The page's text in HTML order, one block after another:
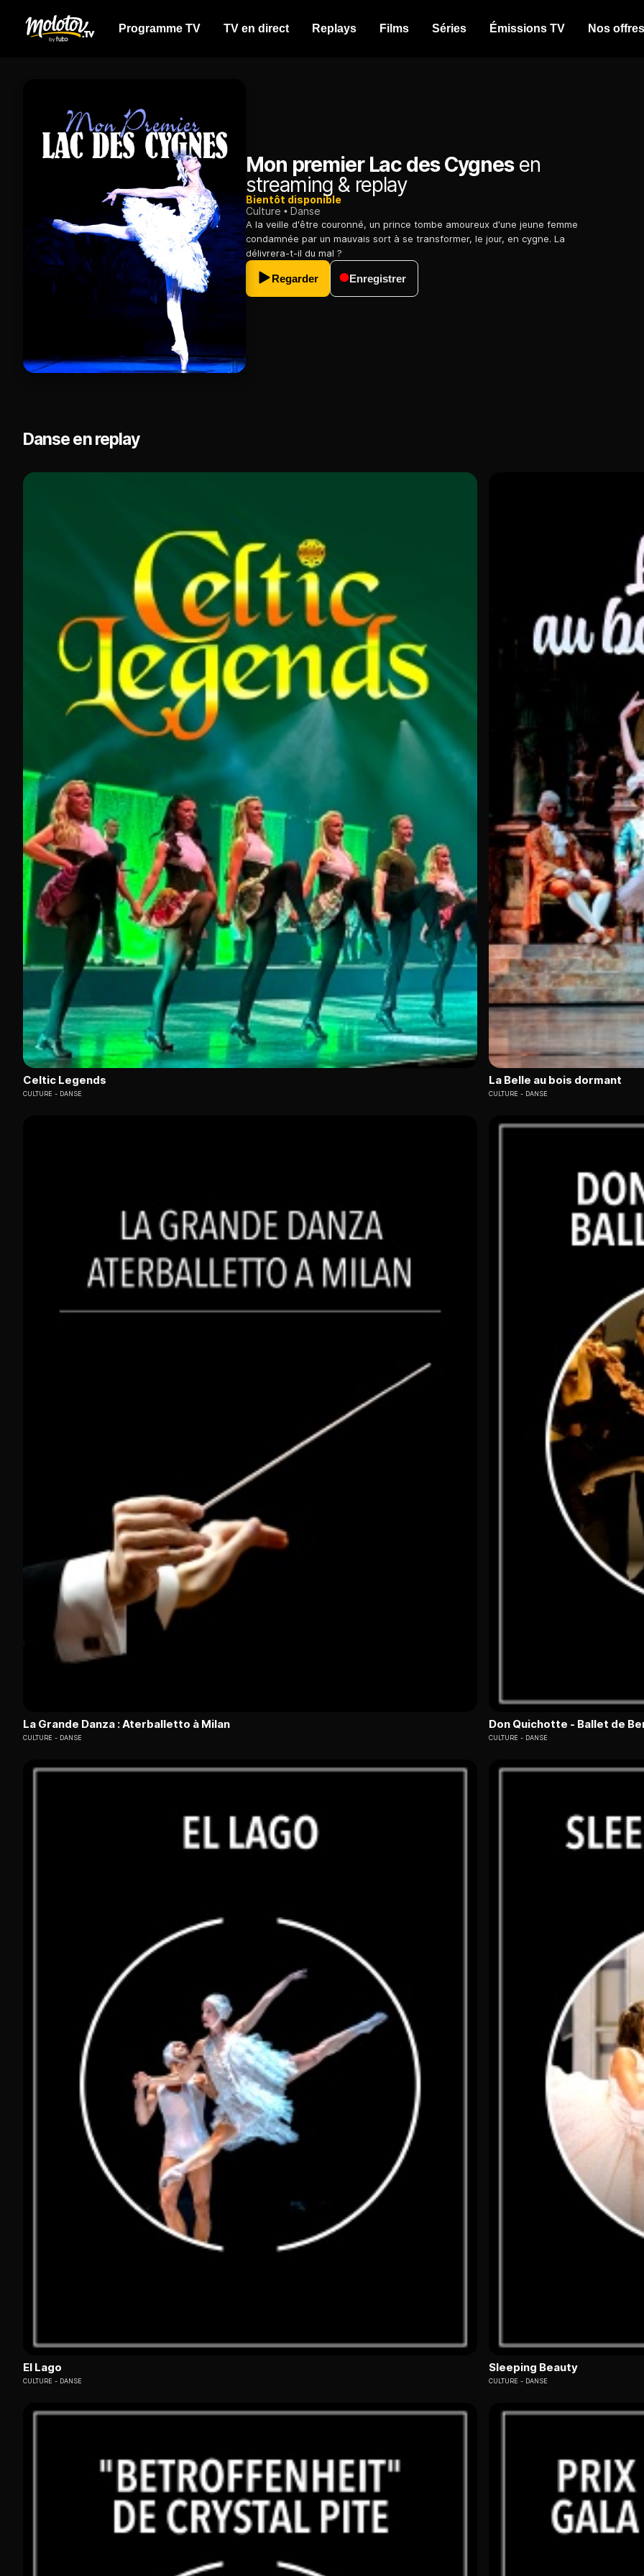
Programme TV TV en direct Replays Films Séries Émissions TV Nos offres
Mon premier Lac des Cygnesen
streaming & replay
Bientôt disponible
Culture
Danse
A la veille d'être couronné, un prince tombe amoureux d'une jeune femme
condamnée par un mauvais sort à se transformer, le jour, en cygne. La
délivrera-t-il du mal ?
Regarder Enregistrer
Danse en replay
Celtic Legends
CULTURE DANSE
La Belle au bois dormant
CULTURE DANSE
La Grande Danza : Aterballetto à Milan
CULTURE DANSE
Don Quichotte - Ballet de
CULTURE DANSE
El Lago
CULTURE DANSE
Sleeping Beauty
CULTURE DANSE